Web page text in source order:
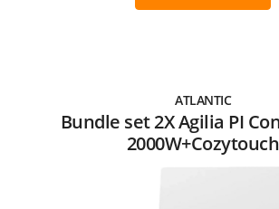
ATLANTIC
Bundle set 2X Agilia PI
2000W+Cozytouch